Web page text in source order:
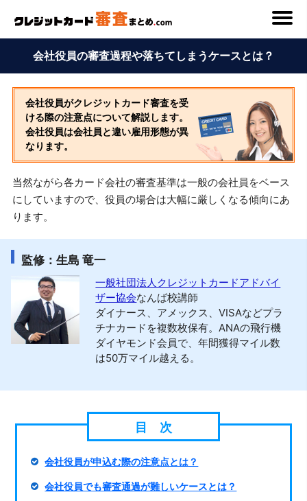
会社役員の審査過程や落ちてしまうケースとは？
会社役員がクレジットカード審査を受
ける際の注意点について解説します。
会社役員は会社員と違い雇用形態が異
なります。
当然ながら各カード会社の審査基準は一般の会社員をベース
にしていますので、役員の場合は大幅に厳しくなる傾向にあ
ります。
監修：生島 竜一
一般社団法人クレジットカードアドバイ
ザー協会なんば校講師
ダイナース、アメックス、VISAなどプラ
チナカードを複数枚保有。ANAの飛行機
ダイヤモンド会員で、年間獲得マイル数
は50万マイル越える。
会社役員が申込む際の注意点とは？
会社役員でも審査通過が難しいケースとは？